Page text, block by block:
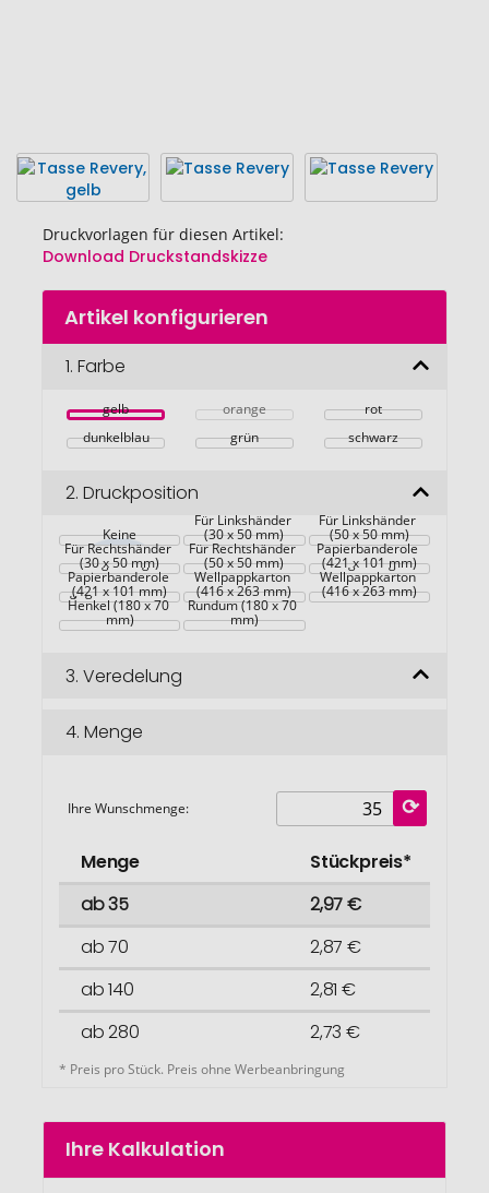
Druckvorlagen für diesen Artikel:
Download Druckstandskizze
Zum
Anfang
Bildgalerie
Artikel konfigurieren
1. Farbe
gelb orange
rot
dunkelblau
grün schwarz
2. Druckposition
Keine
Für Linkshänder
(30 x 50 mm)
Für Linkshänder
(50 x 50 mm)
Für Rechtshänder
(30 x 50 mm)
Für Rechtshänder
(50 x 50 mm)
Maßgefertigte
Kraft-
Papierbanderole
(421 x 101 mm)
Maßgefertigte
Papierbanderole
(421 x 101 mm)
Maßgefertigter
Kraft-
Wellpappkarton
(416 x 263 mm)
Maßgefertigter
Wellpappkarton
(416 x 263 mm)
Rundum -
gegenüber vom
Henkel (180 x 70
mm)
Rundum (180 x 70
mm)
3. Veredelung
4. Menge
Ihre Wunschmenge:
Menge
Stückpreis*
ab 35
2,97 €
ab 70
2,87 €
ab 140
2,81 €
ab 280
2,73 €
* Preis pro Stück. Preis ohne Werbeanbringung
Ihre Kalkulation